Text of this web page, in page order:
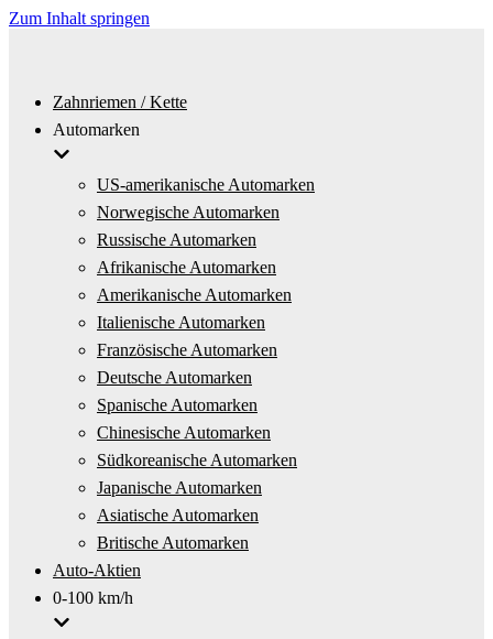
Zum Inhalt springen
Zahnriemen / Kette
Automarken
US-amerikanische Automarken
Norwegische Automarken
Russische Automarken
Afrikanische Automarken
Amerikanische Automarken
Italienische Automarken
Französische Automarken
Deutsche Automarken
Spanische Automarken
Chinesische Automarken
Südkoreanische Automarken
Japanische Automarken
Asiatische Automarken
Britische Automarken
Auto-Aktien
0-100 km/h